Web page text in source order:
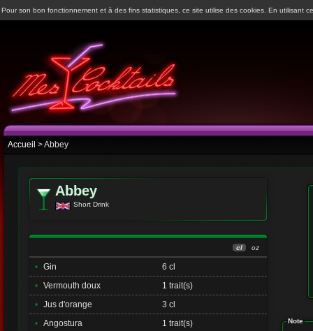
Pour son bon fonctionnement et à des fins statistiques, ce site utilise des cookies. En utilisant
Accueil > Abbey
Abbey
Short Drink
oz
cl
• Gin
6 cl
• Vermouth doux
1 trait(s)
• Jus d'orange
3 cl
• Angostura 1 trait(s) Note